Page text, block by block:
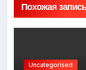
Похожая
Uncategorised